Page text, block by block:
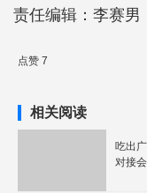
责任编辑：李赛男
点赞 7
相关阅读
吃出
对接